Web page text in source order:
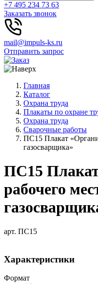
+7 495 234 73 63
Заказать звонок
mail@impuls-ks.ru
Отправить запрос
Главная
Каталог
Охрана труда
Плакаты по охране
Охрана труда
Сварочные работы
ПС15 Плакат
газосварщика»
ПС15
рабочего
арт. ПС15
Характеристики
Формат